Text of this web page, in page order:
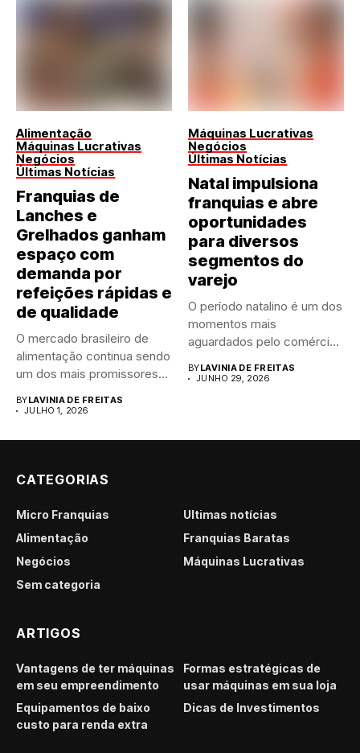
Alimentação
Máquinas Lucrativas
Negócios
Últimas Notícias
Franquias de
Lanches e
Grelhados ganham
espaço com
demanda por
refeições rápidas e
de qualidade
O mercado brasileiro de
alimentação continua sendo
um dos mais promissores
BYLAVINIA DE FREITAS
JULHO 1, 2026
Máquinas Lucrativas
Negócios
Últimas Notícias
Natal impulsiona
franquias e abre
oportunidades
para diversos
segmentos do
varejo
O período natalino é um dos
momentos mais
aguardados pelo comércio
BYLAVINIA DE FREITAS
JUNHO 29, 2026
CATEGORIAS
Micro Franquias
Últimas notícias
Alimentação
Franquias Baratas
Negócios
Máquinas Lucrativas
Sem categoria
ARTIGOS
Vantagens de ter máquinas
em seu empreendimento
Formas estratégicas de
usar máquinas em sua loja
Equipamentos de baixo
custo para renda extra
Dicas de Investimentos